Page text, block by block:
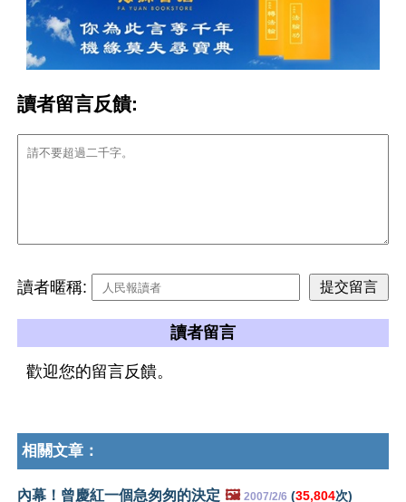
讀者留言反饋:
讀者暱稱:
讀者留言
歡迎您的留言反饋。
相關文章：
內幕！曾慶紅一個急匆匆的決定 🖼️ 2007/2/6 (35,804次)